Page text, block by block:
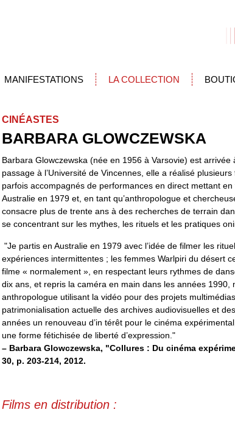
MANIFESTATIONS LA COLLECTION
CINÉASTES
BARBARA GLOWCZEWSKA
Barbara Glowczewska (née en 1956 à Varsovie) est
passage à l’Université de Vincennes, elle a réalisé
parfois accompagnés de performances en direct mettant
Australie en 1979 et, en tant qu’anthropologue et
consacre plus de trente ans à des recherches de terrain
se concentrant sur les mythes, les rituels et les pratiques
"Je partis en Australie en 1979 avec l’idée de filmer les
expériences intermittentes ; les femmes Warlpiri du désert
filme « normalement », en respectant leurs rythmes de
dix ans, et repris la caméra en main dans les années
anthropologue utilisant la vidéo pour des projets
patrimonialisation actuelle des archives audiovisuelles et
années un renouveau d’in térêt pour le cinéma
une forme fétichisée de liberté d’expression."
– Barbara Glowczewska, "Collures : Du cinéma
30, p. 203-214, 2012.
Films en distribution :